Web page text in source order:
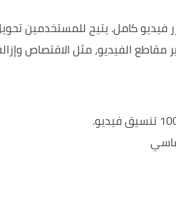
يتيح للمستخدمين
مقاطع الفيديو، مثل الاقتصاص